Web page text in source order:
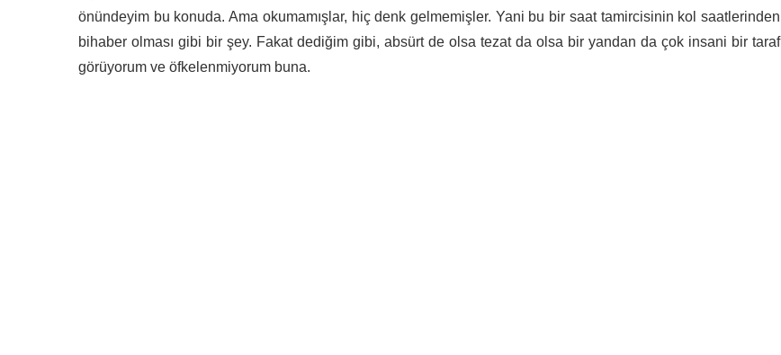
önündeyim bu konuda. Ama okumamışlar, hiç denk gelmemişler. Yani bu bir saat tamircisinin kol saatlerinden
bihaber olması gibi bir şey. Fakat dediğim gibi, absürt de olsa tezat da olsa bir yandan da çok insani bir taraf
görüyorum ve öfkelenmiyorum buna.